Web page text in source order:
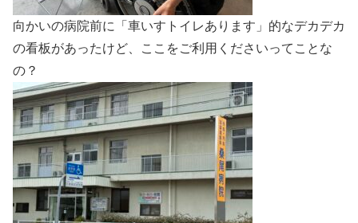
向かいの病院前に「車いすトイレあります」的なデカデカ
の看板があったけど、ここをご利用くださいってことな
の？